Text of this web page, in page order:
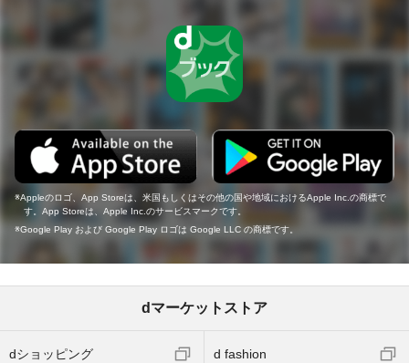
Appleのロゴ、App Storeは、米国もしくはその他の国や地域におけるApple Inc.の商標で
す。App Storeは、Apple Inc.のサービスマークです。
Google Play および Google Play ロゴは Google LLC の商標です。
dマーケットストア
dショッピング d fashion